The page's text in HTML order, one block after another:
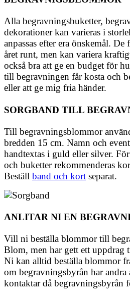
Alla begravningsbuketter,
dekorationer kan varieras i
anpassas efter era önskemål.
året runt, men kan variera
också bra att ge en budget för
till begravningen får kosta och
eller att ge mig fria händer.
SORGBAND TILL
Till begravningsblommor
bredden 15 cm. Namn och
handtextas i guld eller silver.
och buketter rekommenderas
Beställ band och kort separat.
ANLITAR NI EN
Vill ni beställa blommor till
Blom, men har gett ett uppdrag
Ni kan alltid beställa blommor
om begravningsbyrån har
kontaktar då begravningsbyrån